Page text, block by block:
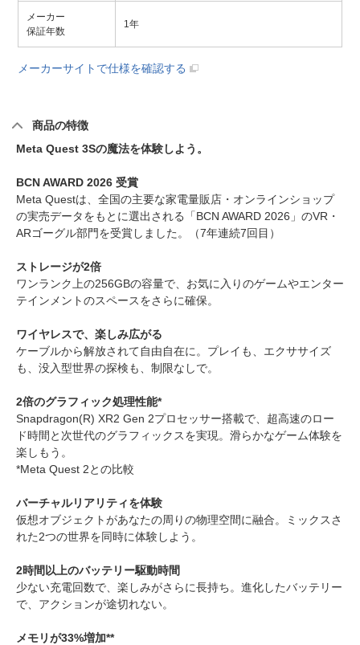
メーカー
保証年数
1年
メーカーサイトで仕様を確認する
商品の特徴
Meta Quest 3Sの魔法を体験しよう。
BCN AWARD 2026 受賞
Meta Questは、全国の主要な家電量販店・オンラインショップ
の実売データをもとに選出される「BCN AWARD 2026」のVR・
ARゴーグル部門を受賞しました。（7年連続7回目）
ストレージが2倍
ワンランク上の256GBの容量で、お気に入りのゲームやエンター
テインメントのスペースをさらに確保。
ワイヤレスで、楽しみ広がる
ケーブルから解放されて自由自在に。プレイも、エクササイズ
も、没入型世界の探検も、制限なしで。
2倍のグラフィック処理性能*
Snapdragon(R) XR2 Gen 2プロセッサー搭載で、超高速のロー
ド時間と次世代のグラフィックスを実現。滑らかなゲーム体験を
楽しもう。
*Meta Quest 2との比較
バーチャルリアリティを体験
仮想オブジェクトがあなたの周りの物理空間に融合。ミックスさ
れた2つの世界を同時に体験しよう。
2時間以上のバッテリー駆動時間
少ない充電回数で、楽しみがさらに長持ち。進化したバッテリー
で、アクションが途切れない。
メモリが33%増加**